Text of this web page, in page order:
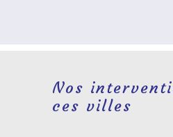
Nos
ces villes